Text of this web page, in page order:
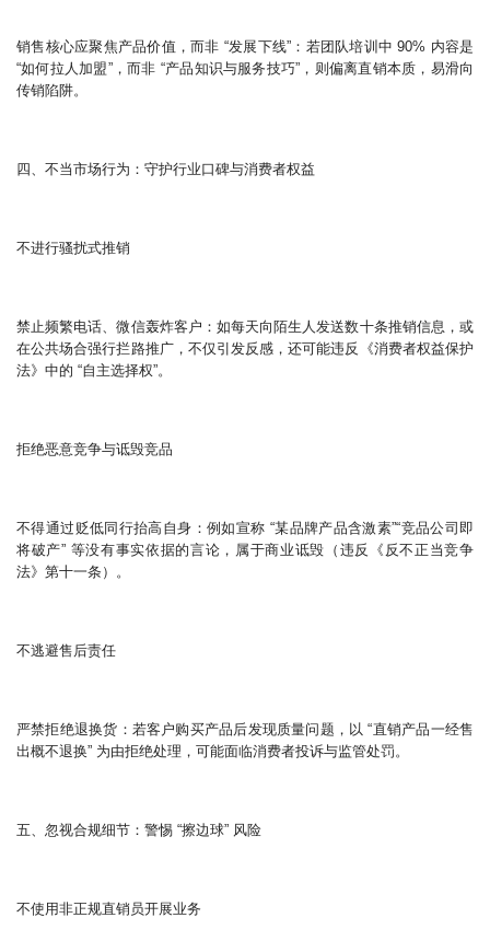
销售核心应聚焦产品价值，而非 “发展下线”：若团队培训中 90% 内容是
“如何拉人加盟”，而非 “产品知识与服务技巧”，则偏离直销本质，易滑向
传销陷阱。
四、不当市场行为：守护行业口碑与消费者权益
不进行骚扰式推销
禁止频繁电话、微信轰炸客户：如每天向陌生人发送数十条推销信息，或
在公共场合强行拦路推广，不仅引发反感，还可能违反《消费者权益保护
法》中的 “自主选择权”。
拒绝恶意竞争与诋毁竞品
不得通过贬低同行抬高自身：例如宣称 “某品牌产品含激素”“竞品公司即
将破产” 等没有事实依据的言论，属于商业诋毁（违反《反不正当竞争
法》第十一条）。
不逃避售后责任
严禁拒绝退换货：若客户购买产品后发现质量问题，以 “直销产品一经售
出概不退换” 为由拒绝处理，可能面临消费者投诉与监管处罚。
五、忽视合规细节：警惕 “擦边球” 风险
不使用非正规直销员开展业务